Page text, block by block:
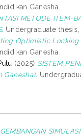
Ganesha.
METODE ITEM-
Undergraduate thesis,
Optimistic Locking
Ganesha.
(2025) SISTEM
Ganesha).